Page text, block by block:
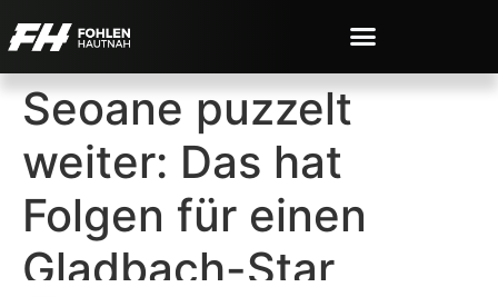
Seoane puzzelt
weiter: Das hat
Folgen für einen
Gladbach-Star